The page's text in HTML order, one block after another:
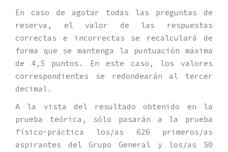
En caso de agotar todas las preguntas de
reserva, el valor de las respuestas
correctas e incorrectas se recalculará de
forma que se mantenga la puntuación máxima
de 4,5 puntos. En este caso, los valores
correspondientes se redondearán al tercer
decimal.
A la vista del resultado obtenido en la
prueba teórica, sólo pasarán a la prueba
físico-práctica los/as 626 primeros/as
aspirantes del Grupo General y los/as 50